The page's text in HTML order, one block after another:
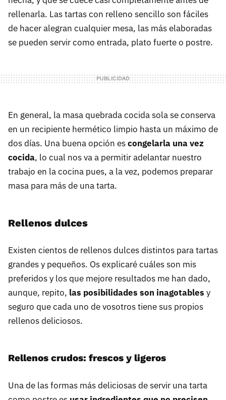
rellenarla. Las tartas con relleno sencillo son fáciles
de hacer alegran cualquier mesa, las más elaboradas
se pueden servir como entrada, plato fuerte o postre.
En general, la masa quebrada cocida sola se conserva
en un recipiente hermético limpio hasta un máximo de
dos días. Una buena opción escongelarla una vez
cocida, lo cual nos va a permitir adelantar nuestro
trabajo en la cocina pues, a la vez, podemos preparar
masa para más de una tarta.
Rellenos dulces
Existen cientos de rellenos dulces distintos para tartas
grandes y pequeños. Os explicaré cuáles son mis
preferidos y los que mejore resultados me han dado,
aunque, repito, las posibilidades son inagotables y
seguro que cada uno de vosotros tiene sus propios
rellenos deliciosos.
Rellenos crudos: frescos y ligeros
Una de las formas más deliciosas de servir una tarta